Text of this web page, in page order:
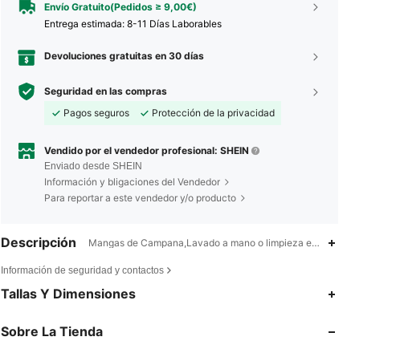
Envío Gratuito(Pedidos ≥ 9,00€)
Entrega estimada: 8-11 Días Laborables
Devoluciones gratuitas en 30 días
Seguridad en las compras
Pagos seguros
Protección de la privacidad
Vendido por el vendedor profesional: SHEIN
Enviado desde SHEIN
Información y bligaciones del Vendedor
Para reportar a este vendedor y/o producto
Descripción Mangas de Campana,Lavado a mano o limpieza en seco
Información de seguridad y contactos
Tallas Y Dimensiones
Sobre La Tienda
4,90